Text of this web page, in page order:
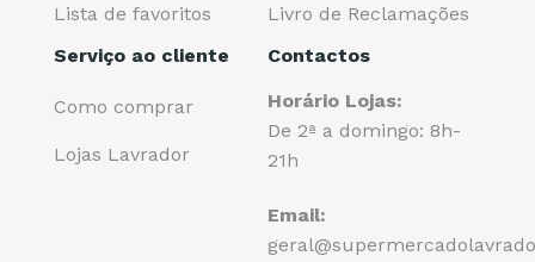
Lista de favoritos
Livro de Reclamações
Serviço ao cliente
Como comprar
Lojas Lavrador
Contactos
Horário Lojas:
De 2ª a domingo: 8h-
21h
Email: